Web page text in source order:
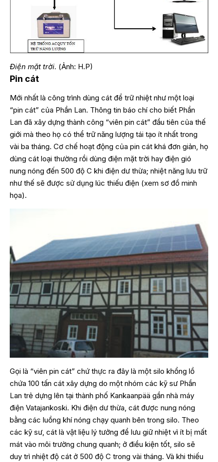
Điện mặt trời. (Ảnh: H.P)
Pin cát
Mới nhất là công trình dùng cát để trữ nhiệt như một loại
“pin cát” của Phần Lan. Thông tin báo chí cho biết Phần
Lan đã xây dựng thành công “viên pin cát” đầu tiên của thế
giới mà theo họ có thể trữ năng lượng tái tạo ít nhất trong
vài ba tháng. Cơ chế hoạt động của pin cát khá đơn giản, họ
dùng cát loại thường rồi dùng điện mặt trời hay điện gió
nung nóng đến 500 độ C khi điện dư thừa; nhiệt năng lưu trữ
như thế sẽ được sử dụng lúc thiếu điện (xem sơ đồ minh
họa).
Gọi là “viên pin cát” chứ thực ra đây là một silo khổng lồ
chứa 100 tấn cát xây dựng do một nhóm các kỹ sư Phần
Lan trẻ dựng lên tại thành phố Kankaanpää gần nhà máy
điện Vatajankoski. Khi điện dư thừa, cát được nung nóng
bằng các luồng khí nóng chạy quanh bên trong silo. Theo
các kỹ sư, cát là vật liệu lý tưởng để lưu giữ nhiệt vì ít bị mất
mát vào môi trường chung quanh; ở điều kiện tốt, silo sẽ
duy trì nhiệt độ cát ở 500 độ C trong vài tháng. Và khi thiếu